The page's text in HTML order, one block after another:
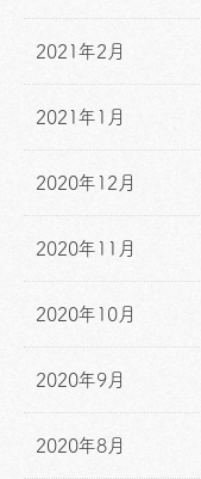
2021年2月
2021年1月
2020年12月
2020年11月
2020年10月
2020年9月
2020年8月